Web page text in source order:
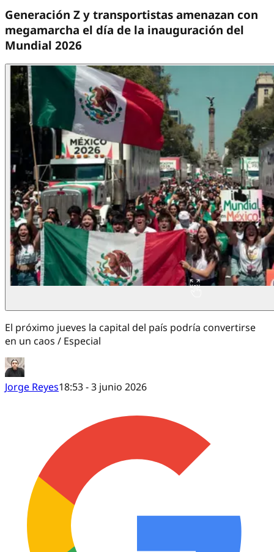
Generación Z y transportistas amenazan con
megamarcha el día de la inauguración del
Mundial 2026
El próximo jueves la capital del país podría convertirse
en un caos / Especial
Jorge Reyes18:53 - 3 junio 2026